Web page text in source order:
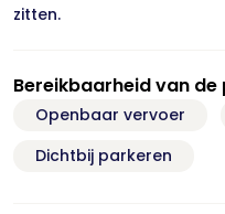
zitten.
Bereikbaarheid van
Openbaar vervoer
Dichtbij parkeren